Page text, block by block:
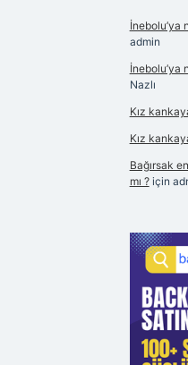
İnebolu’ya
admin
İnebolu’ya
Nazlı
Kız
Kız
Bağırsak
mı ?için